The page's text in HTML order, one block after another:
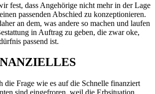
fest, dass Angehörige nicht mehr in der Lage
passenden Abschied zu konzeptionieren.
an dem, was andere so machen und laufen
in Auftrag zu geben, die zwar oke,
passend ist.
die Frage wie es auf die Schnelle finanziert